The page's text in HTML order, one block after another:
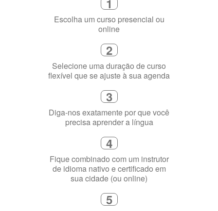
1
Escolha um curso presencial ou
online
2
Selecione uma duração de curso
flexível que se ajuste à sua agenda
3
Diga-nos exatamente por que você
precisa aprender a língua
4
Fique combinado com um instrutor
de idioma nativo e certificado em
sua cidade (ou online)